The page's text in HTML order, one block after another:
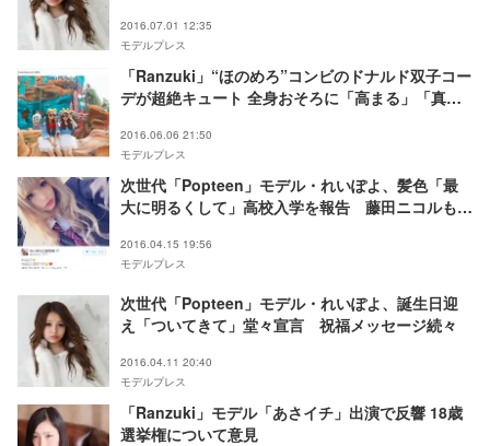
2016.07.01 12:35
モデルプレス
「Ranzuki」“ほのめろ”コンビのドナルド双子コー
デが超絶キュート 全身おそろに「高まる」「真似
2016.06.06 21:50
モデルプレス
次世代「Popteen」モデル・れいぽよ、髪色「最
大に明るくして」高校入学を報告 藤田ニコルもコ
2016.04.15 19:56
モデルプレス
次世代「Popteen」モデル・れいぽよ、誕生日迎
え「ついてきて」堂々宣言 祝福メッセージ続々
2016.04.11 20:40
モデルプレス
「Ranzuki」モデル「あさイチ」出演で反響 18歳
選挙権について意見